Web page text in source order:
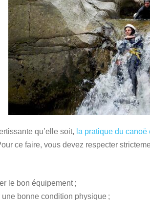
qu’elle soit, la pratique du canoë
ce faire, vous devez respecter
le bon équipement ;
une bonne condition physique ;